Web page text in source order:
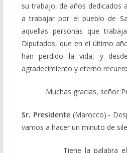
su trabajo, de años dedicados
a trabajar por el pueblo de
aquellas personas que
Diputados, que en el último
han perdido la vida, y
agradecimiento y eterno
Muchas gracias, señor
Sr. Presidente(Marocco).-
vamos a hacer un minuto de
Tiene la palabra el